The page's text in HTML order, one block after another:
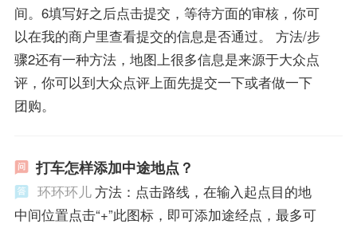
间。6填写好之后点击提交，等待方面的审核，你可
以在我的商户里查看提交的信息是否通过。 方法/步
骤2还有一种方法，地图上很多信息是来源于大众点
评，你可以到大众点评上面先提交一下或者做一下
团购。
打车怎样添加中途地点？
环环环儿方法：点击路线，在输入起点目的地
中间位置点击“+”此图标，即可添加途经点，最多可